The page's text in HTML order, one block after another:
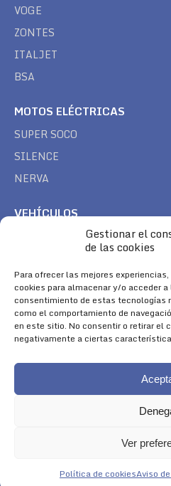
Gestionar el
de las cookies
Para ofrecer las mejores
cookies para almacenar y/o acceder
consentimiento de estas tecnologías
como el comportamiento de
en este sitio. No consentir o retirar el
negativamente a ciertas
Ver
Política de cookiesAviso
VOGE
ZONTES
ITALJET
BSA
MOTOS ELÉCTRICAS
SUPER SOCO
SILENCE
NERVA
VEHÍCULOS
TREK
SÍGUENOS
Encuéntranos en:
Facebook
page
YouTube
page
Instagram
page
Aviso